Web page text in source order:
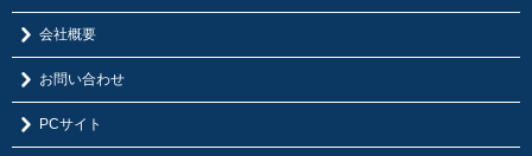
会社概要
お問い合わせ
PCサイト